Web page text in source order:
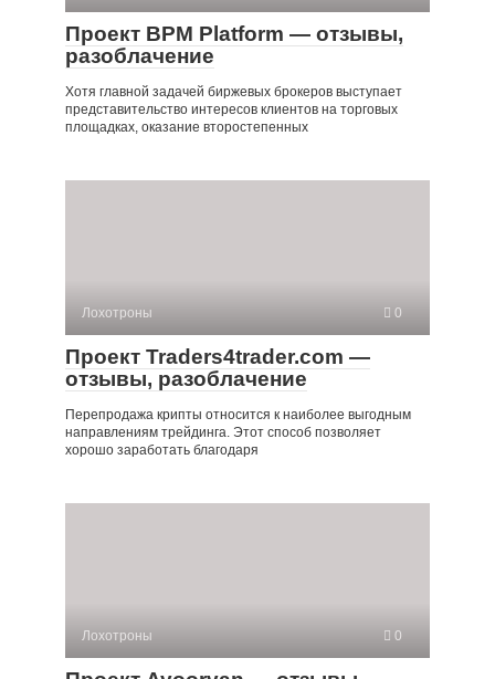
Проект BPM Platform — отзывы,
разоблачение
Хотя главной задачей биржевых брокеров выступает
представительство интересов клиентов на торговых
площадках, оказание второстепенных
Лохотроны 0
Проект Traders4trader.com —
отзывы, разоблачение
Перепродажа крипты относится к наиболее выгодным
направлениям трейдинга. Этот способ позволяет
хорошо заработать благодаря
Лохотроны 0